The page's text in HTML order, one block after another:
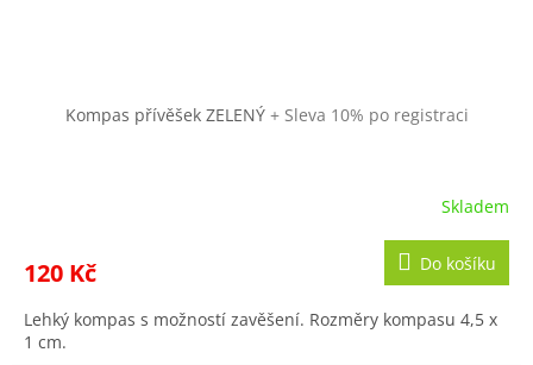
Kompas přívěšek ZELENÝ + Sleva 10% po registraci
Skladem
120 Kč Do košíku
Lehký kompas s možností zavěšení. Rozměry kompasu 4,5 x
1 cm.